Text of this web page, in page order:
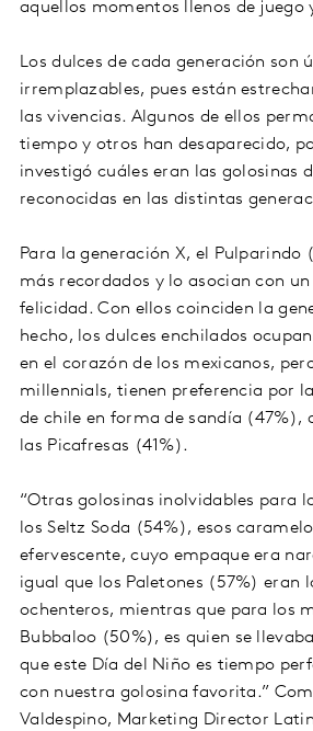
aquellos momentos llenos de juego
Los dulces de cada generación son
irremplazables, pues están
las vivencias. Algunos de ellos
tiempo y otros han desaparecido,
investigó cuáles eran las golosinas
reconocidas en las distintas
Para la generación X, el Pulparindo
más recordados y lo asocian con
felicidad. Con ellos coinciden la
hecho, los dulces enchilados
en el corazón de los mexicanos,
millennials, tienen preferencia por
de chile en forma de sandía (47%),
las Picafresas (41%).
“Otras golosinas inolvidables para
los Seltz Soda (54%), esos
efervescente, cuyo empaque era
igual que los Paletones (57%) eran
ochenteros, mientras que para los
Bubbaloo (50%), es quien se
que este Día del Niño es tiempo
con nuestra golosina favorita.”
Valdespino, Marketing Director